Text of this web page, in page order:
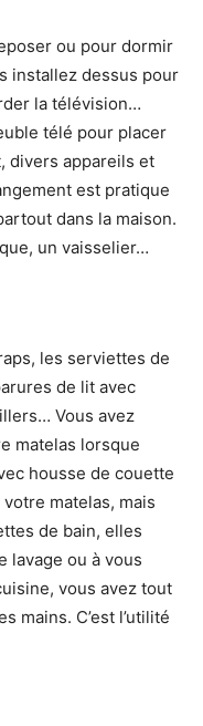
ou pour dormir
installez dessus pour
la télévision…
télé pour placer
divers appareils et
est pratique
dans la maison.
un vaisselier…
les serviettes de
de lit avec
Vous avez
matelas lorsque
housse de couette
matelas, mais
de bain, elles
lavage ou à vous
vous avez tout
mains. C’est l’utilité